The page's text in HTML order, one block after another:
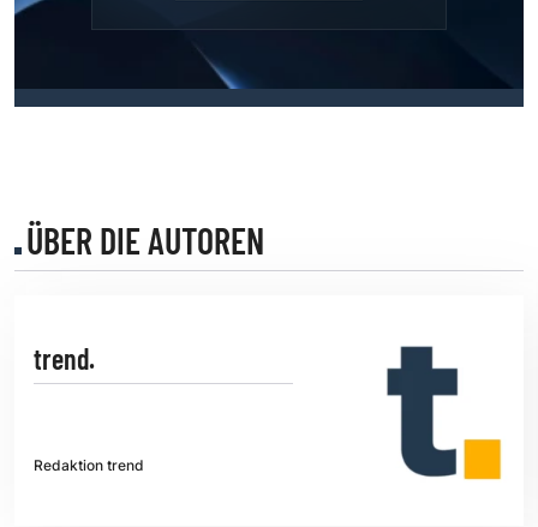
ÜBER DIE AUTOREN
trend.
Redaktion trend